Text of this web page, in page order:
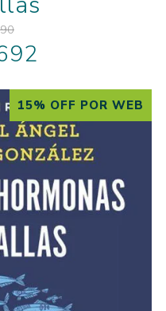
15% OFF POR WEB